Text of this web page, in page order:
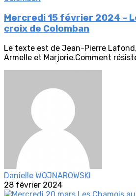
Mercredi 15 février 2024 -
croix de Colomban
Le texte est de Jean-Pierre
Armelle et Marjorie.Comment
Danielle WOJNAROWSKI
28 février 2024